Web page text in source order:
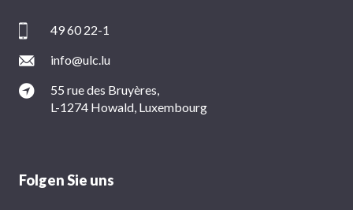
49 60 22-1
info@ulc.lu
55 rue des Bruyères,
L-1274 Howald, Luxembourg
Folgen Sie uns